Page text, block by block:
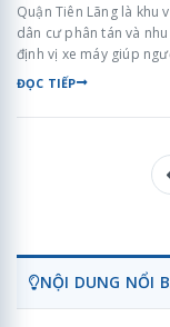
Quận Tiên Lãng là khu
dân cư phân tán và
định vị xe máy giúp
cao an toàn và quản lý
ĐỌC TIẾP
NỘI DUNG NỔI